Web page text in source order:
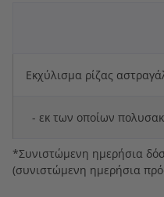
Εκχύλισμα ρίζας
- εκ των οποίων
*Συνιστώμενη ημερήσια
(συνιστώμενη ημερήσια